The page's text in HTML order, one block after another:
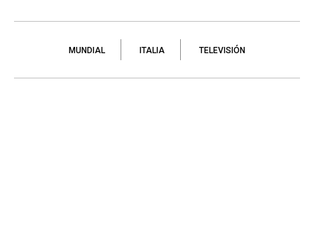
MUNDIAL ITALIA TELEVISIÓN